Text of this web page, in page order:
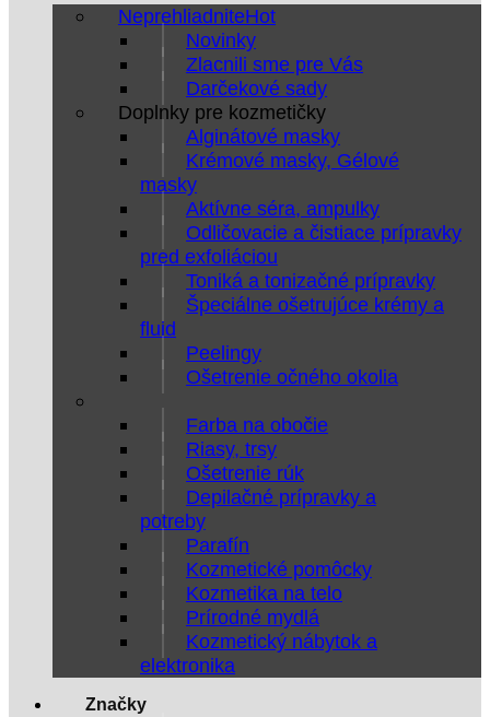
Neprehliadnite
Novinky
Zlacnili sme pre Vás
Darčekové sady
Doplnky pre kozmetičky
Alginátové masky
Krémové masky, Gélové
masky
Aktívne séra, ampulky
Odličovacie a čistiace prípravky
pred exfoliáciou
Toniká a tonizačné prípravky
Špeciálne ošetrujúce krémy a
fluid
Peelingy
Ošetrenie očného okolia
Farba na obočie
Riasy, trsy
Ošetrenie rúk
Depilačné prípravky a
potreby
Parafín
Kozmetické pomôcky
Kozmetika na telo
Prírodné mydlá
Kozmetický nábytok a
elektronika
Značky